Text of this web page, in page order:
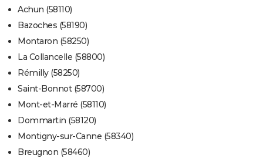
Achun (58110)
Bazoches (58190)
Montaron (58250)
La Collancelle (58800)
Rémilly (58250)
Saint-Bonnot (58700)
Mont-et-Marré (58110)
Dommartin (58120)
Montigny-sur-Canne (58340)
Breugnon (58460)